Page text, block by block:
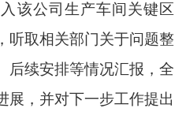
该公司生产车间关键区
听取相关部门关于问题整
后续安排等情况汇报，全
展，并对下一步工作提出